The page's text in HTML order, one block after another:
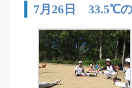
7月26日 33.5℃